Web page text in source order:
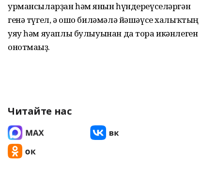
урмансыларҙан һәм янғын һүндереүселәргән
генә түгел, ә ошо биләмәлә йәшәүсе халыҡтың
уяу һәм яуаплы булыуынан да тора икәнлеген
онотмағыҙ.
Читайте нас